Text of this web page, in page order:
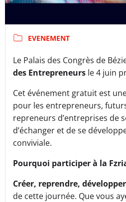
EVENEMENT
Le Palais des Congrès de
des Entrepreneurs le 4 juin
Cet événement gratuit est
pour les entrepreneurs,
repreneurs d’entreprises de
d’échanger et de se
conviviale.
Pourquoi participer à la
Créer, reprendre, développer
de cette journée. Que vous